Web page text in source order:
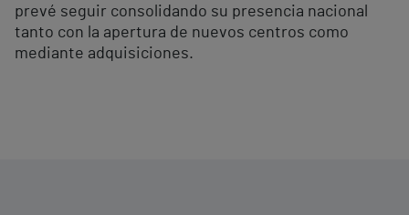
prevé seguir consolidando su presencia nacional
tanto con la apertura de nuevos centros como
mediante adquisiciones.